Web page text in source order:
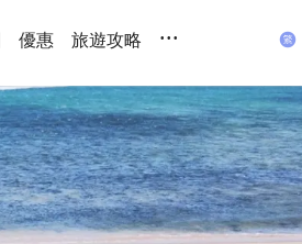
優惠 旅遊攻略 ...